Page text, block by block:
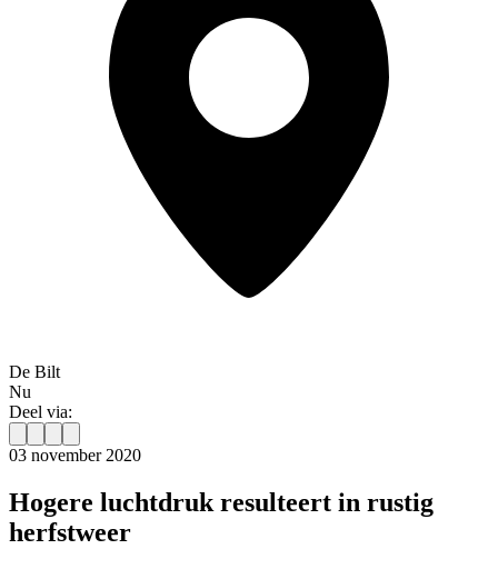
De Bilt
Nu
Deel via:
03 november 2020
Hogere luchtdruk resulteert in rustig
herfstweer